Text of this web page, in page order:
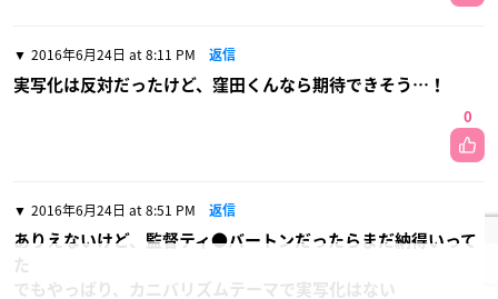
2016年6月24日 at 8:11 PM 返信
実写化は反対だったけど、窪田くんなら期待できそう…！
0
2016年6月24日 at 8:51 PM 返信
ありえないけど、監督ティ●バートンだったらまだ納得いって
た
でもやっぱり、カニバリズムテーマで実写化はない